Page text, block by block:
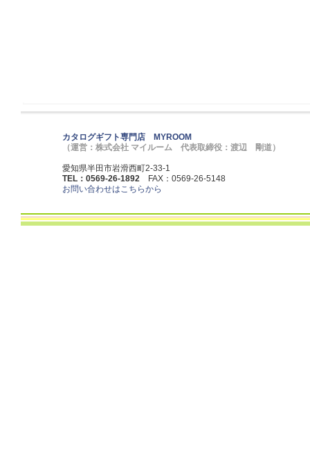
カタログギフト専門店 MYROOM
（運営：株式会社 マイルーム 代表取締役：渡辺 剛道）
愛知県半田市岩滑西町2-33-1
TEL：0569-26-1892 FAX：0569-26-5148
お問い合わせはこちらから